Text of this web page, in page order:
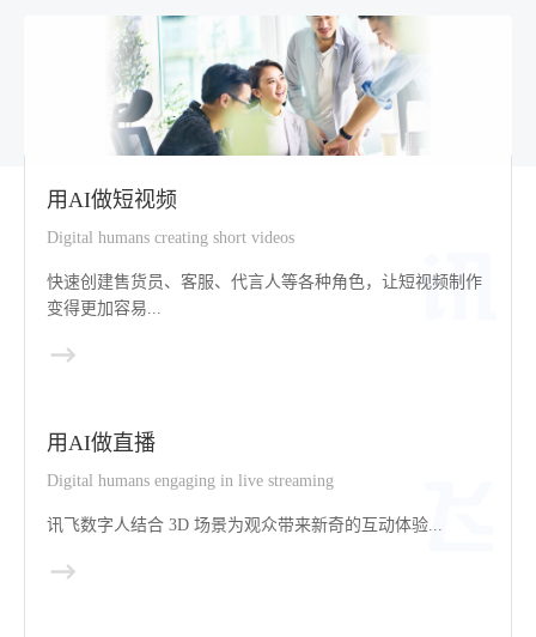
用AI做短视频
Digital humans creating short videos
快速创建售货员、客服、代言人等各种角色，让短视频制作
变得更加容易...
用AI做直播
Digital humans engaging in live streaming
讯飞数字人结合 3D 场景为观众带来新奇的互动体验...